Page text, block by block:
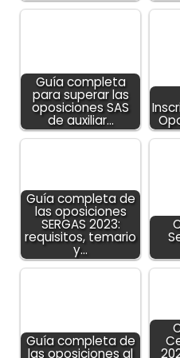
Guía completa
para superar las
oposiciones SAS
de auxiliar…
Guía completa de
las oposiciones
SERGAS 2023:
requisitos, temario
y…
Guía completa de
las oposiciones al